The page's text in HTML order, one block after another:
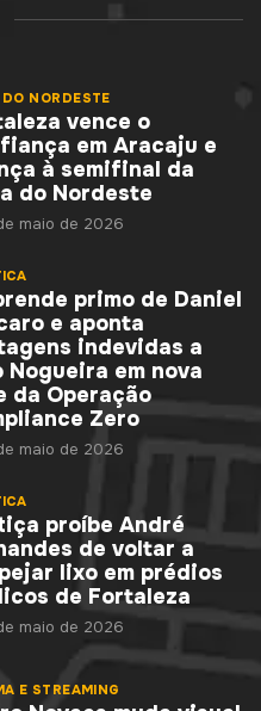
DO NORDESTE
vence o
em Aracaju e
à semifinal da
do Nordeste
maio de 2026
primo de Daniel
e aponta
indevidas a
Nogueira em nova
da Operação
Zero
maio de 2026
proíbe André
de voltar a
lixo em prédios
de Fortaleza
maio de 2026
E STREAMING